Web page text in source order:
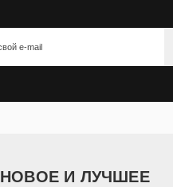
НОВОЕ И ЛУЧШЕЕ